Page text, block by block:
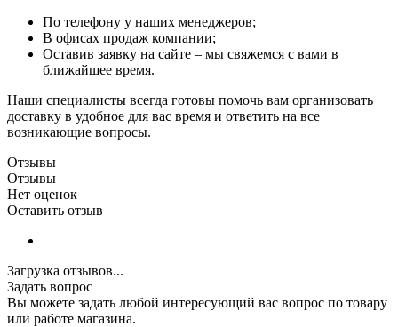
По телефону у наших менеджеров;
В офисах продаж компании;
Оставив заявку на сайте – мы свяжемся с вами в
ближайшее время.
Наши специалисты всегда готовы помочь вам организовать
доставку в удобное для вас время и ответить на все
возникающие вопросы.
Отзывы
Отзывы
Нет оценок
Оставить отзыв
Загрузка отзывов...
Задать вопрос
Вы можете задать любой интересующий вас вопрос по товару
или работе магазина.